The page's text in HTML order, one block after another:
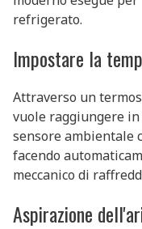
refrigerato.
Impostare la
Attraverso un
vuole raggiungere
sensore ambientale
facendo
meccanico di
Aspirazione